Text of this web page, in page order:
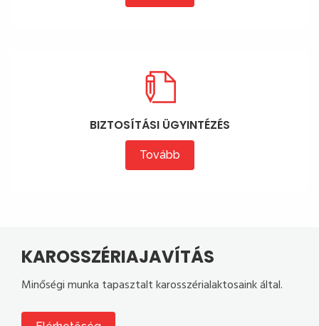
BIZTOSÍTÁSI ÜGYINTÉZÉS
Tovább
KAROSSZÉRIAJAVÍTÁS
Minőségi munka tapasztalt karosszérialaktosaink által.